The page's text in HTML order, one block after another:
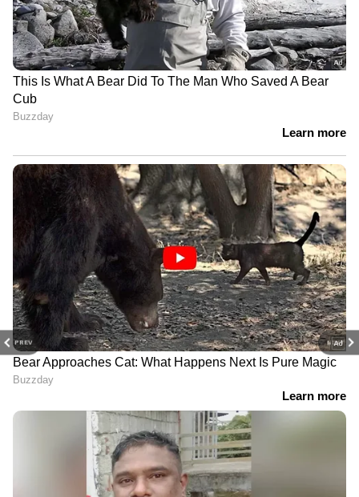
PREV NEXT